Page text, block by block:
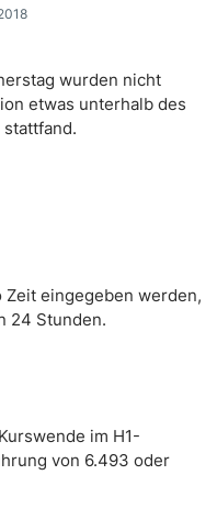
wurden nicht
etwas unterhalb des
Zeit eingegeben werden,
24 Stunden.
im H1-
von 6.493 oder